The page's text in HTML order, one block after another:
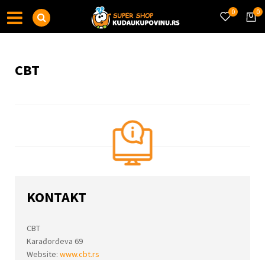
0
0
CBT
KONTAKT
CBT
Karađorđeva 69
Website: www.cbt.rs